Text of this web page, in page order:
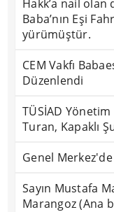
Hakk’a nail olan
Baba’nın Eşi
yürümüştür.
CEM Vakfı
Düzenlendi
TÜSİAD Yönetim
Turan, Kapaklı
Genel
Sayın Mustafa
Marangoz (Ana